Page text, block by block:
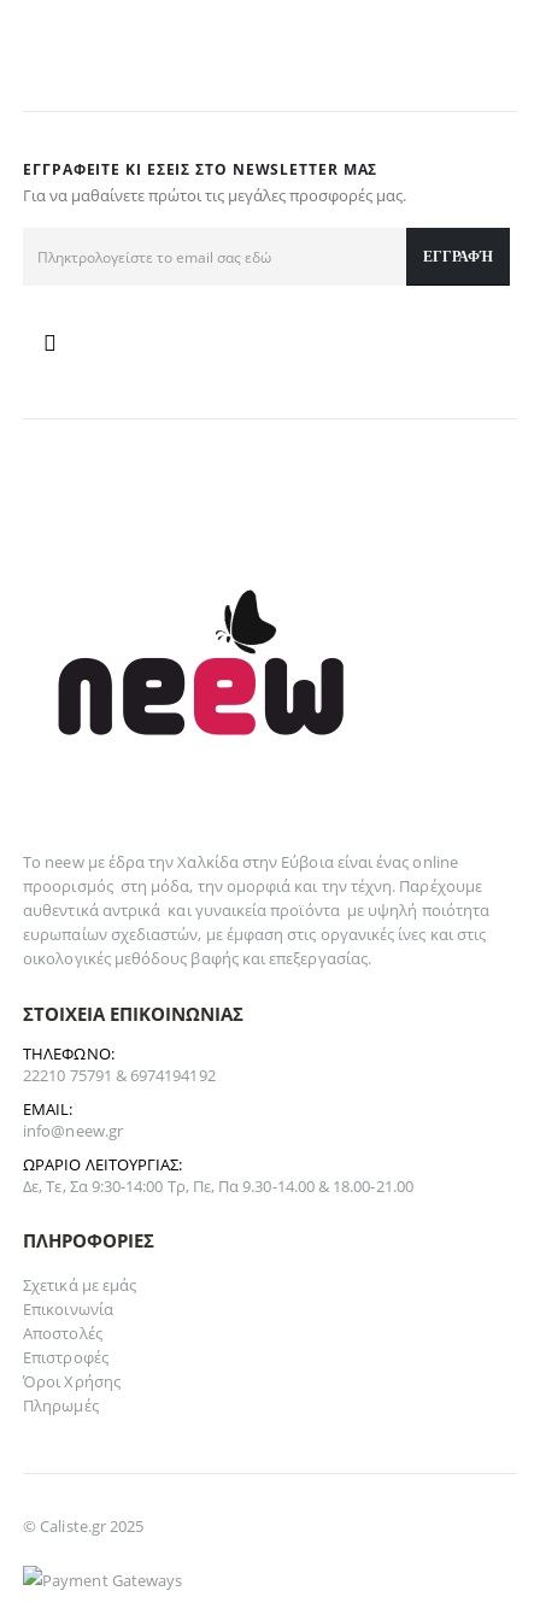
ΕΓΓΡΑΦΕΊΤΕ ΚΙ ΕΣΕΊΣ ΣΤΟ NEWSLETTER ΜΑΣ
Για να μαθαίνετε πρώτοι τις μεγάλες προσφορές μας.
Το neew με έδρα την Xαλκίδα στην Εύβοια είναι ένας online
προορισμός στη μόδα, τηνομορφιά και τηντέχνη. Παρέχουμε
αυθεντικάαντρικά καιγυναικείαπροϊόντα με υψηλή ποιότητα
ευρωπαίων σχεδιαστών, με έμφαση στις οργανικές ίνες και στις
οικολογικές μεθόδους βαφής και επεξεργασίας.
ΣΤΟΙΧΕΊΑ ΕΠΙΚΟΙΝΩΝΊΑΣ
ΤΗΛΈΦΩΝΟ:
22210 75791 & 6974194192
EMAIL:
info@neew.gr
ΩΡΆΡΙΟ ΛΕΙΤΟΥΡΓΊΑΣ:
Δε, Τε, Σα 9:30-14:00 Τρ, Πε, Πα 9.30-14.00 & 18.00-21.00
ΠΛΗΡΟΦΟΡΊΕΣ
Σχετικά με εμάς
Επικοινωνία
Αποστολές
Επιστροφές
Όροι Χρήσης
Πληρωμές
© Caliste.gr 2025